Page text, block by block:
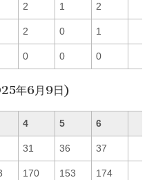
2 1 2
2 0 1
0 0 0
年6月9日)
4 5 6
31 36 37
170 153 174